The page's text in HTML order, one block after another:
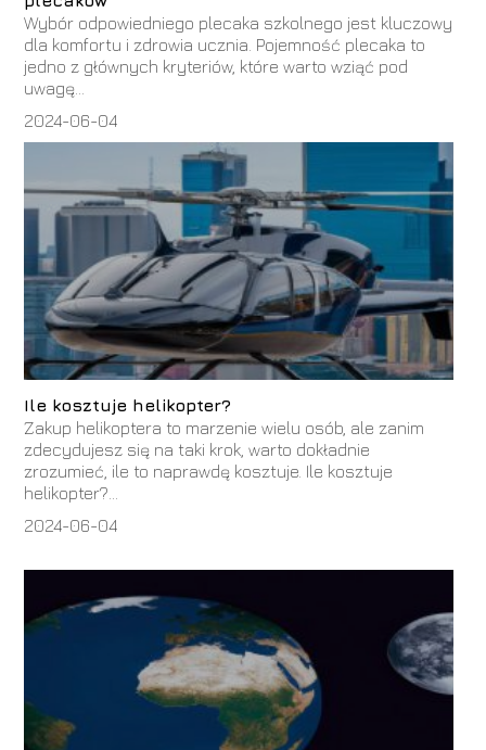
Wybór odpowiedniego plecaka szkolnego jest kluczowy
dla komfortu i zdrowia ucznia. Pojemność plecaka to
jedno z głównych kryteriów, które warto wziąć pod
uwagę...
2024-06-04
Ile kosztuje helikopter?
Zakup helikoptera to marzenie wielu osób, ale zanim
zdecydujesz się na taki krok, warto dokładnie
zrozumieć, ile to naprawdę kosztuje. Ile kosztuje
helikopter?...
2024-06-04